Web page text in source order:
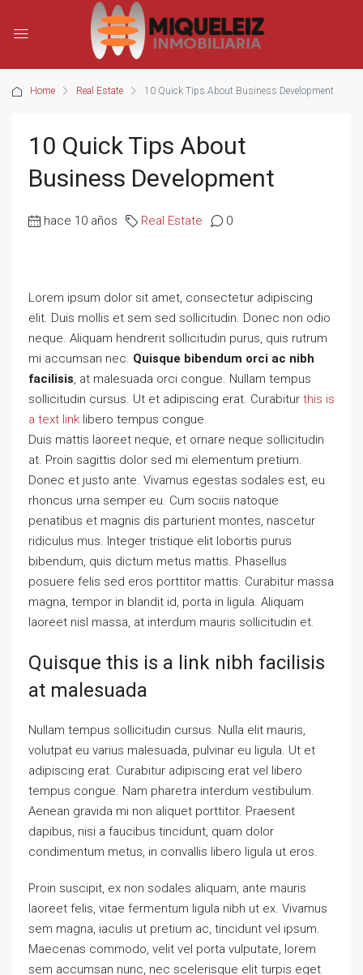
Home Real Estate 10 Quick Tips About Business Development
10 Quick Tips About
Business Development
hace 10 años Real Estate 0
Lorem ipsum dolor sit amet, consectetur adipiscing
elit. Duis mollis et sem sed sollicitudin. Donec non odio
neque. Aliquam hendrerit sollicitudin purus, quis rutrum
mi accumsan nec. Quisque bibendum orci ac nibh
facilisis, at malesuada orci congue. Nullam tempus
sollicitudin cursus. Ut et adipiscing erat. Curabitur this is
a text link libero tempus congue.
Duis mattis laoreet neque, et ornare neque sollicitudin
at. Proin sagittis dolor sed mi elementum pretium.
Donec et justo ante. Vivamus egestas sodales est, eu
rhoncus urna semper eu. Cum sociis natoque
penatibus et magnis dis parturient montes, nascetur
ridiculus mus. Integer tristique elit lobortis purus
bibendum, quis dictum metus mattis. Phasellus
posuere felis sed eros porttitor mattis. Curabitur massa
magna, tempor in blandit id, porta in ligula. Aliquam
laoreet nisl massa, at interdum mauris sollicitudin et.
Quisque this is a link nibh facilisis
at malesuada
Nullam tempus sollicitudin cursus. Nulla elit mauris,
volutpat eu varius malesuada, pulvinar eu ligula. Ut et
adipiscing erat. Curabitur adipiscing erat vel libero
tempus congue. Nam pharetra interdum vestibulum.
Aenean gravida mi non aliquet porttitor. Praesent
dapibus, nisi a faucibus tincidunt, quam dolor
condimentum metus, in convallis libero ligula ut eros.
Proin suscipit, ex non sodales aliquam, ante mauris
laoreet felis, vitae fermentum ligula nibh ut ex. Vivamus
sem magna, iaculis ut pretium ac, tincidunt vel ipsum.
Maecenas commodo, velit vel porta vulputate, lorem
sem accumsan nunc, nec scelerisque elit turpis eget